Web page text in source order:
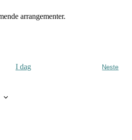
arrangementer.
I dag
Neste